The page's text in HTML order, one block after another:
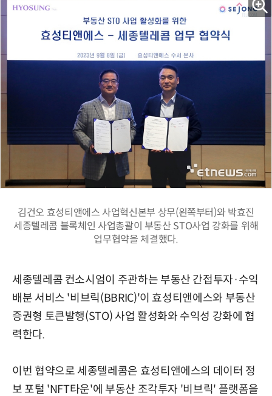
김건오 효성티앤에스 사업혁신본부 상무(왼쪽부터)와 박효진
세종텔레콤 블록체인 사업총괄이 부동산 STO사업 강화를 위해
업무협약을 체결했다.
세종텔레콤 컨소시엄이 주관하는 부동산 간접투자·수익
배분 서비스 '비브릭(BBRIC)'이 효성티앤에스와 부동산
증권형 토큰발행(STO) 사업 활성화와 수익성 강화에 협
력한다.
이번 협약으로 세종텔레콤은 효성티앤에스의 데이터 정
보 포털 'NFT타운'에 부동산 조각투자 '비브릭' 플랫폼을